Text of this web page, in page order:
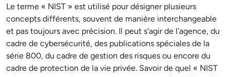
Le terme « NIST » est utilisé pour désigner plusieurs
concepts différents, souvent de manière interchangeable
et pas toujours avec précision. Il peut s'agir de l'agence, du
cadre de cybersécurité, des publications spéciales de la
série 800, du cadre de gestion des risques ou encore du
cadre de protection de la vie privée. Savoir de quel « NIST